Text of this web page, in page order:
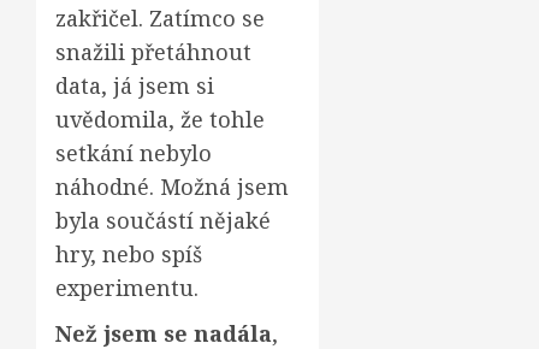
zakřičel. Zatímco se
snažili přetáhnout
data, já jsem si
uvědomila, že tohle
setkání nebylo
náhodné. Možná jsem
byla součástí nějaké
hry, nebo spíš
experimentu.
Než jsem se nadála,